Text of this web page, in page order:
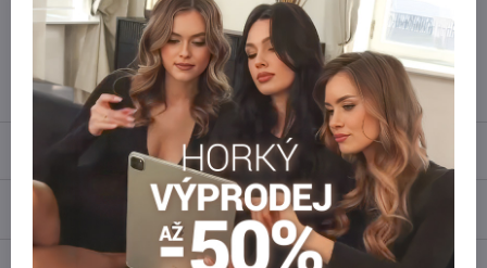
Kontaktujte nás na mail, zboží pro Vás doskladníme!
info​@everlady​.eu
Recenze